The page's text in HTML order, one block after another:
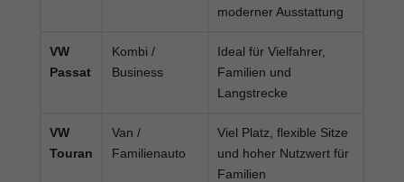
moderner Ausstattung
VW
Passat
Kombi /
Business
Ideal für Vielfahrer,
Familien und
Langstrecke
VW
Touran
Van /
Familienauto
Viel Platz, flexible Sitze
und hoher Nutzwert für
Familien